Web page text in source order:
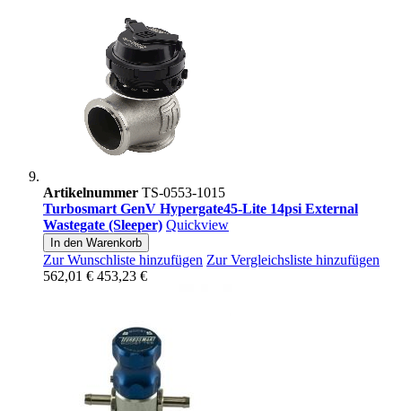
Artikelnummer TS-0553-1015
Turbosmart GenV Hypergate45-Lite 14psi External
Wastegate (Sleeper) Quickview
In den Warenkorb
Zur Wunschliste hinzufügen Zur Vergleichsliste hinzufügen
562,01 € 453,23 €